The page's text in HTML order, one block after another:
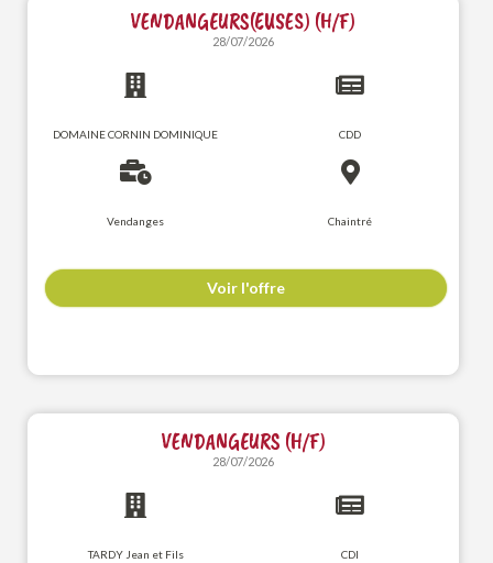
VENDANGEURS(EUSES) (H/F)
28/07/2026
DOMAINE CORNIN DOMINIQUE CDD
Vendanges Chaintré
Voir l'offre
VENDANGEURS (H/F)
28/07/2026
TARDY Jean et Fils CDI